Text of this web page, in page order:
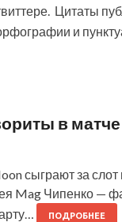
Цитаты
и
в матче
сыграют за
Mag Чипенко —
ПОДРОБНЕЕ